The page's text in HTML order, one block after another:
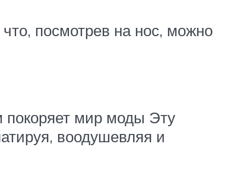
посмотрев на нос, можно
покоряет мир моды Эту
воодушевляя и